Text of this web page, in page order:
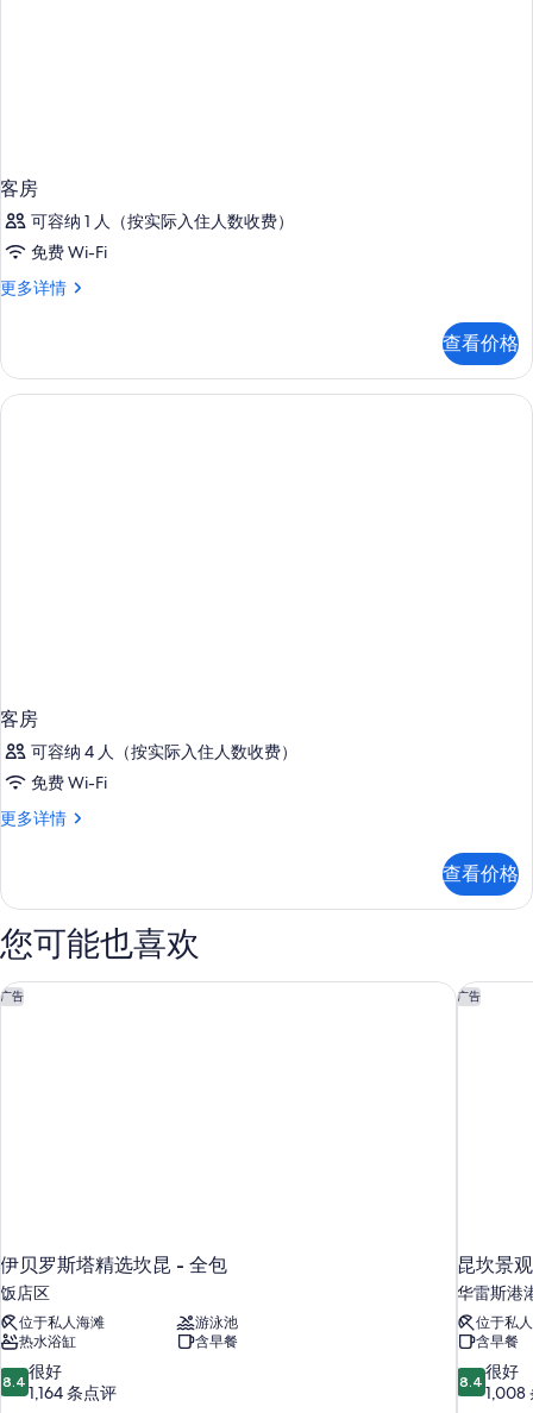
客房
可容纳 1 人（按实际入住人数收费）
免费 Wi-Fi
更多详情
客
信
息
查看价格
客房
可容纳 4 人（按实际入住人数收费）
免费 Wi-Fi
更多详情
客
信
息
查看价格
您可能也喜欢
广告
伊贝罗斯塔精选坎昆 - 全包
饭店区
位于私人海滩
游泳池
热水浴缸
含早餐
8.4
分，
8.4 很好
1,164 条点评
伊贝罗斯塔精选坎昆 - 全包 广告
昆坎景
华雷斯港
位于私
含早餐
8.4
分，
8.4 很好
1,008
昆坎景